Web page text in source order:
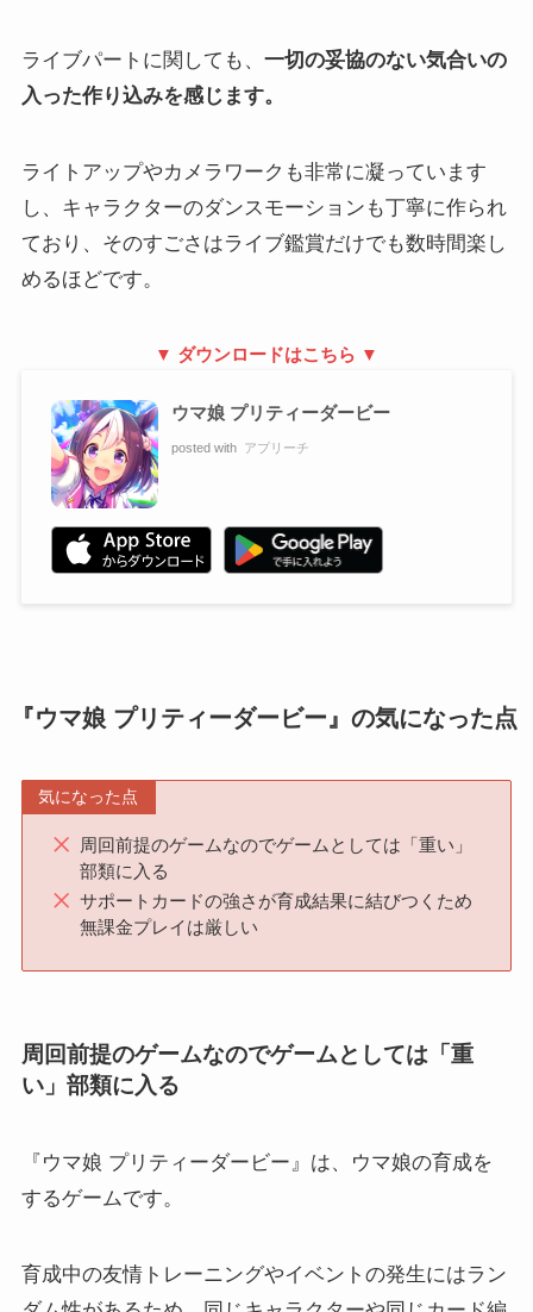
ライブパートに関しても、 一切の妥協のない気合いの
入った作り込みを感じます。
ライトアップやカメラワークも非常に凝っています
し、キャラクターのダンスモーションも丁寧に作られ
ており、そのすごさはライブ鑑賞だけでも数時間楽し
めるほどです。
▼ ダウンロードはこちら ▼
ウマ娘 プリティーダービー
posted with アプリーチ
『ウマ娘 プリティーダービー』の気になった点
気になった点
周回前提のゲームなのでゲームとしては「重い」
部類に入る
サポートカードの強さが育成結果に結びつくため
無課金プレイは厳しい
周回前提のゲームなのでゲームとしては「重
い」部類に入る
『ウマ娘 プリティーダービー』は、ウマ娘の育成を
するゲームです。
育成中の友情トレーニングやイベントの発生にはラン